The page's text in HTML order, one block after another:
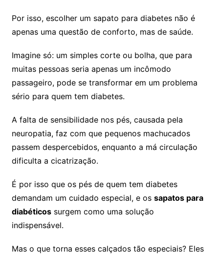
Por isso, escolher um sapato para diabetes não é
apenas uma questão de conforto, mas de saúde.
Imagine só: um simples corte ou bolha, que para
muitas pessoas seria apenas um incômodo
passageiro, pode se transformar em um problema
sério para quem tem diabetes.
A falta de sensibilidade nos pés, causada pela
neuropatia, faz com que pequenos machucados
passem despercebidos, enquanto a má circulação
dificulta a cicatrização.
É por isso que os pés de quem tem diabetes
demandam um cuidado especial, e os sapatos para
diabéticossurgem como uma solução
indispensável.
Mas o que torna esses calçados tão especiais? Eles